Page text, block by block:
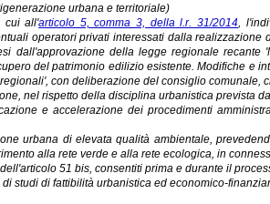
urbana e territoriale)
cui all'articolo 5, comma 3, della l.r. 31/2014,
operatori privati interessati dalla
dall'approvazione della legge regionale
del patrimonio edilizio esistente. Modifiche e
con deliberazione del consiglio comunale,
nel rispetto della disciplina urbanistica prevista
e accelerazione dei procedimenti
urbana di elevata qualità ambientale,
alla rete verde e alla rete ecologica, in
51 bis, consentiti prima e durante il
studi di fattibilità urbanistica ed economico-